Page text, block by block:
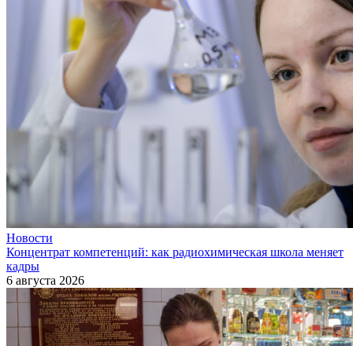
Новости
Концентрат компетенций: как радиохимическая школа меняет
кадры
6 августа 2026